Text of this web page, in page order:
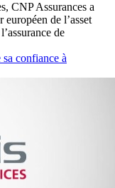
CNP Assurances a
de l’asset
de
confiance à